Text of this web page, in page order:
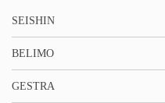
SEISHIN
BELIMO
GESTRA